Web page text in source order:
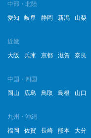
中部・北陸
愛知
岐阜 静岡 新潟 山梨
近畿
大阪
兵庫 京都 滋賀 奈良
中国・四国
岡山
広島 鳥取 島根 山口
九州・沖縄
福岡
佐賀 長崎 熊本 大分